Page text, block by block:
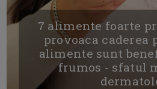
7 alimente foarte
provoaca caderea
alimente sunt
frumos - sfatul